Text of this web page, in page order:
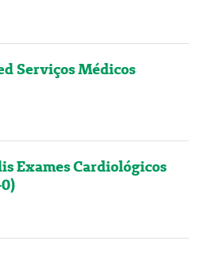
Serviços Médicos
Exames Cardiológicos